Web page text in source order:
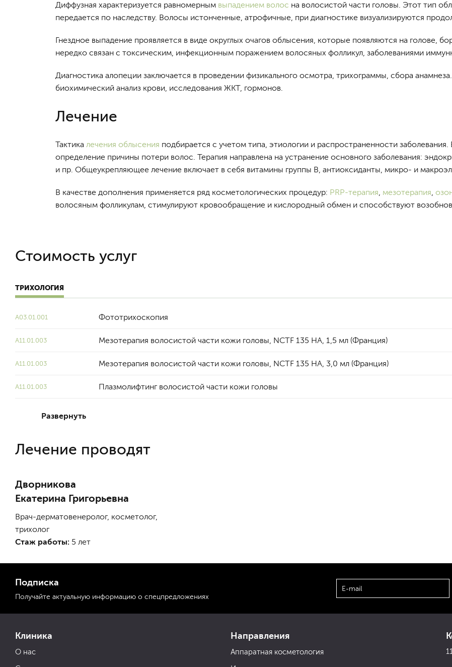
Диффузная характеризуется равномерным выпадением волос на волосистой части головы. Этот тип
передается по наследству. Волосы истонченные, атрофичные, при диагностике визуализируются
Гнездное выпадение проявляется в виде округлых очагов облысения, которые появляются на голове,
нередко связан с токсическим, инфекционным поражением волосяных фолликул, заболеваниями
Диагностика алопеции заключается в проведении физикального осмотра, трихограммы, сбора
биохимический анализ крови, исследования ЖКТ, гормонов.
Лечение
Тактика лечения облысения подбирается с учетом типа, этиологии и распространенности
определение причины потери волос. Терапия направлена на устранение основного заболевания:
и пр. Общеукрепляющее лечение включает в себя витамины группы В, антиоксиданты, микро- и
В качестве дополнения применяется ряд косметологических процедур: PRP-терапия мезотерапия
волосяным фолликулам, стимулируют кровообращение и кислородный обмен и способствуют
Стоимость услуг
ТРИХОЛОГИЯ
A03.01.001 Фототрихоскопия
А11.01.003 Мезотерапия волосистой части кожи головы, NCTF 135 НА, 1,5 мл (Франция)
А11.01.003 Мезотерапия волосистой части кожи головы, NCTF 135 НА, 3,0 мл (Франция)
A11.01.003 Плазмолифтинг волосистой части кожи головы
Развернуть
Лечение проводят
Дворникова
Екатерина Григорьевна
Врач-дерматовенеролог, косметолог,
трихолог
Стаж работы: 5 лет
Клиника
О нас
Направления
Аппаратная косметология
Подписка
Получайте актуальную информацию о спецпредложениях